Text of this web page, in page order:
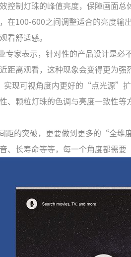
控制灯珠的峰值亮度，保障画面总
在100-600之间调整适合的亮度输
看舒适感。
家表示，针对性的产品设计是必
离观看，这种现象会变得更为强
现可视角度内更好的“点光源”扩
、颗粒灯珠的色调与亮度一致性等
距的突破，更要做到更多的“全维
、长寿命等等，每一个角度都需